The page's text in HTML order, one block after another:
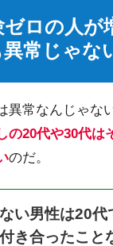
ロの人が
常じゃな
常なんじゃな
の20代や30代は
のだ。
い男性は20代
き合ったこと